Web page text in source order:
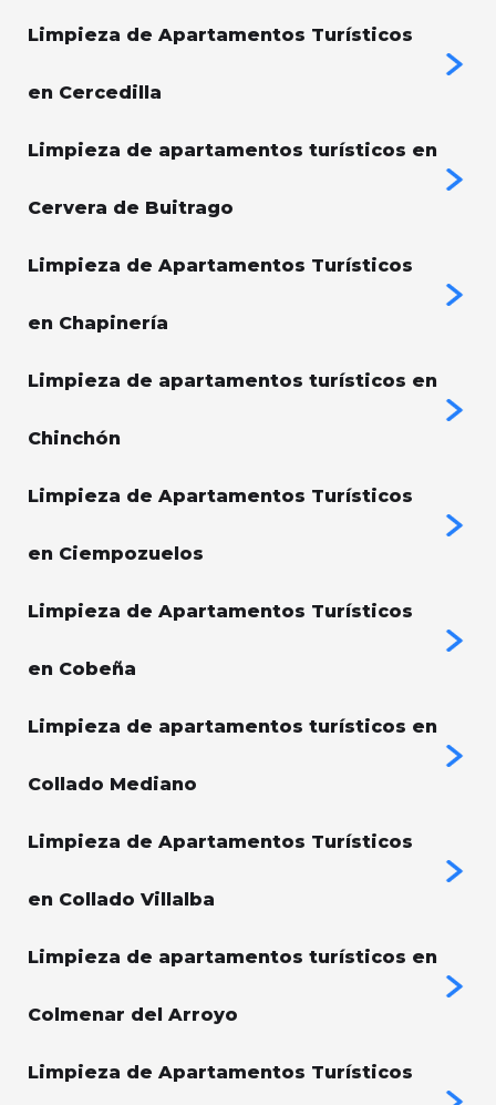
Limpieza de Apartamentos Turísticos
en Cercedilla
Limpieza de apartamentos turísticos en
Cervera de Buitrago
Limpieza de Apartamentos Turísticos
en Chapinería
Limpieza de apartamentos turísticos en
Chinchón
Limpieza de Apartamentos Turísticos
en Ciempozuelos
Limpieza de Apartamentos Turísticos
en Cobeña
Limpieza de apartamentos turísticos en
Collado Mediano
Limpieza de Apartamentos Turísticos
en Collado Villalba
Limpieza de apartamentos turísticos en
Colmenar del Arroyo
Limpieza de Apartamentos Turísticos